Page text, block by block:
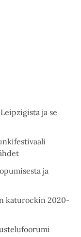
ja se
ja
katurockin 2020-